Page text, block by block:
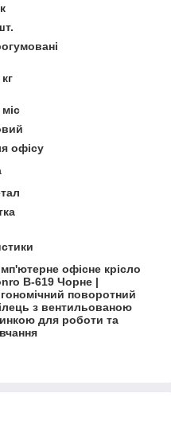
офісу
офісне крісло
B-619 Чорне |
поворотний
з вентильованою
для роботи та